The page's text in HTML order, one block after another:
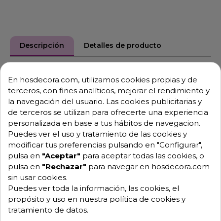
Descripción Detalles de producto
Máquina de pelar patatas industrial y zanahorias. Las
peladoras se pueden complementar con un soporte
y filtro anti-espuma para las peladuras.
Fabricada en aluminio altamente resistente.
Pelado por abrasión, el cual desgasta la superficie del
producto por rozamiento.
El abrasivo es sumamente resistente y duradero.
Accesorios Opcionales para las Peladoras:
Cortadora-ralladora CR143.
Picadora de carne HM-71.
En hosdecora.com, utilizamos cookies propias y de
terceros, con fines analíticos, mejorar el rendimiento y
la navegación del usuario. Las cookies publicitarias y
de terceros se utilizan para ofrecerte una experiencia
personalizada en base a tus hábitos de navegacion.
Puedes ver el uso y tratamiento de las cookies y
modificar tus preferencias pulsando en "Configurar",
pulsa en "Aceptar" para aceptar todas las cookies, o
pulsa en "Rechazar" para navegar en hosdecora.com
sin usar cookies.
Puedes ver toda la información, las cookies, el
propósito y uso en nuestra política de cookies y
tratamiento de datos.